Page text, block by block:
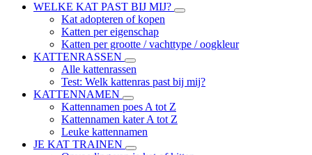
WELKE KAT PAST BIJ MIJ?
Kat adopteren of kopen
Katten per eigenschap
Katten per grootte / vachttype / oogkleur
KATTENRASSEN
Alle kattenrassen
Test: Welk kattenras past bij mij?
KATTENNAMEN
Kattennamen poes A tot Z
Kattennamen kater A tot Z
Leuke kattennamen
JE KAT TRAINEN